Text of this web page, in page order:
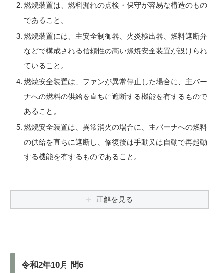
燃焼装置は、燃料漏れの点検・保守が容易な構造のもの
であること。
燃焼装置には、主安全制御器、火炎検出器、燃料遮断弁
などで構成される信頼性の高い燃焼安全装置が設けられ
ていること。
燃焼安全装置は、ファンが異常停止した場合に、主バー
ナへの燃料の供給を直ちに遮断する機能を有するもので
あること。
燃焼安全装置は、異常消火の場合に、主バーナへの燃料
の供給を直ちに遮断し、修復後は手動又は自動で再起動
する機能を有するものであること。
正解を見る
令和2年10月 問6